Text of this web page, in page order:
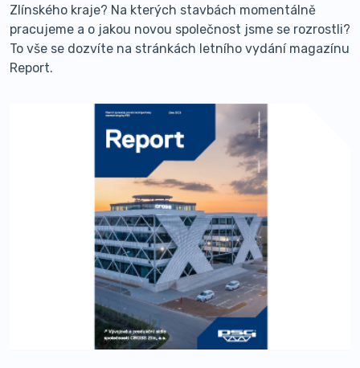
Zlínského kraje? Na kterých stavbách momentálně
pracujeme a o jakou novou společnost jsme se rozrostli?
To vše se dozvíte na stránkách letního vydání magazínu
Report.